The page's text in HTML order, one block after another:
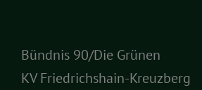
Bündnis 90/Die Grünen
KV Friedrichshain-Kreuzberg